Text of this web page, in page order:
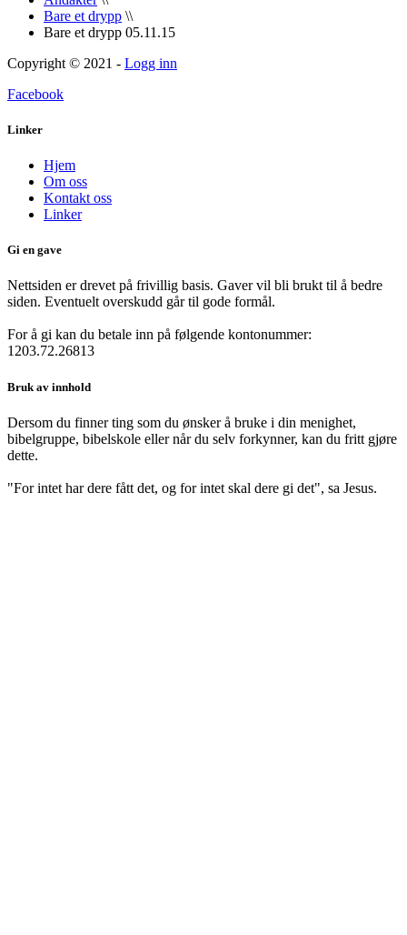
Bare et drypp \\
Bare et drypp 05.11.15
Copyright © 2021 - Logg inn
Facebook
Linker
Hjem
Om oss
Kontakt oss
Linker
Gi en gave
Nettsiden er drevet på frivillig basis. Gaver vil bli brukt til å bedre
siden. Eventuelt overskudd går til gode formål.
For å gi kan du betale inn på følgende kontonummer:
1203.72.26813
Bruk av innhold
Dersom du finner ting som du ønsker å bruke i din menighet,
bibelgruppe, bibelskole eller når du selv forkynner, kan du fritt gjøre
dette.
"For intet har dere fått det, og for intet skal dere gi det", sa Jesus.